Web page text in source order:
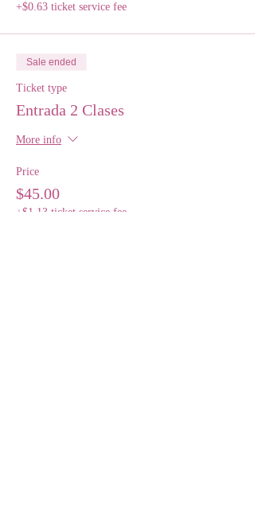
+$0.63 ticket service fee
Sale ended
Ticket type
Entrada 2 Clases
More info
Price
$45.00
+$1.13 ticket service fee